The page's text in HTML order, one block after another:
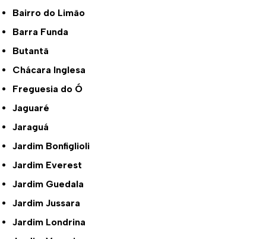
Bairro do Limão
Barra Funda
Butantã
Chácara Inglesa
Freguesia do Ó
Jaguaré
Jaraguá
Jardim Bonfiglioli
Jardim Everest
Jardim Guedala
Jardim Jussara
Jardim Londrina